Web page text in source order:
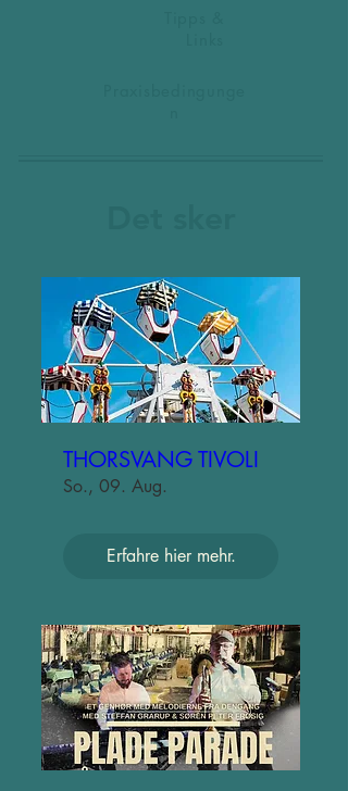
THORSVANG TIVOLI
So., 09. Aug.
Erfahre hier mehr.